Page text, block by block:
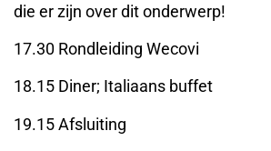
die er zijn over dit onderwerp!
17.30 Rondleiding Wecovi
18.15 Diner; Italiaans buffet
19.15 Afsluiting